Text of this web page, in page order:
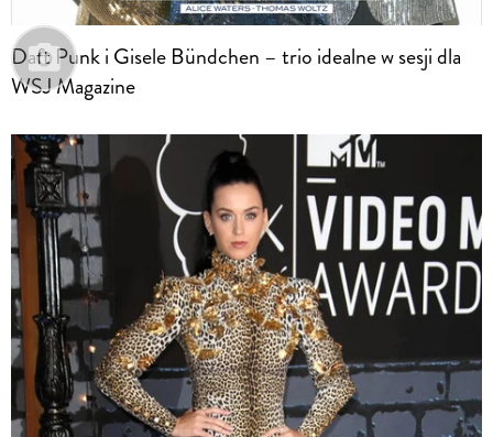
Daft Punk i Gisele Bündchen – trio idealne w sesji dla
WSJ Magazine